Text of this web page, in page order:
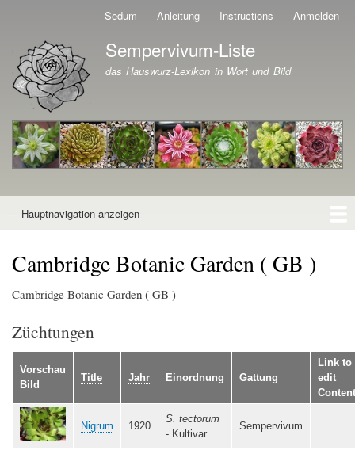
Direkt
zum
Inhalt
Sedum Anleitung Instructions Anmelden
Branding der Website
Sempervivum-Liste
das Hauswurz-Lexikon in Wort und Bild
Hauptnavigation
— Hauptnavigation anzeigen
Cambridge Botanic Garden ( GB )
Cambridge Botanic Garden ( GB )
Züchtungen
Vorschau
Bild
Title Jahr Einordnung Gattung
Link to
edit
Content
Nigrum 1920
S. tectorum
- Kultivar
Sempervivum